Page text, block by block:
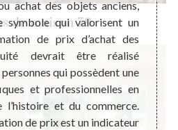
de maison 79
achat des objets anciens,
symbole qui valorisent un
de prix d’achat des
devrait être réalisé
qui possèdent une
et professionnelles en
l’histoire et du commerce.
de prix est un indicateur
très
la